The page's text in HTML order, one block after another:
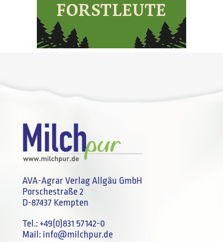
AVA-Agrar Verlag Allgäu GmbH
Porschestraße 2
D-87437 Kempten
Tel.:+49(0)831 57142-0
Mail: info@milchpur.de